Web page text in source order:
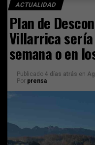
ACTUALIDAD
Plan de
Villarrica
semana o en
Publicado 4 días atrás en
Por prensa